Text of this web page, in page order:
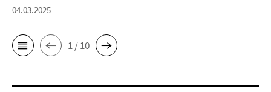
04.03.2025
1 / 10